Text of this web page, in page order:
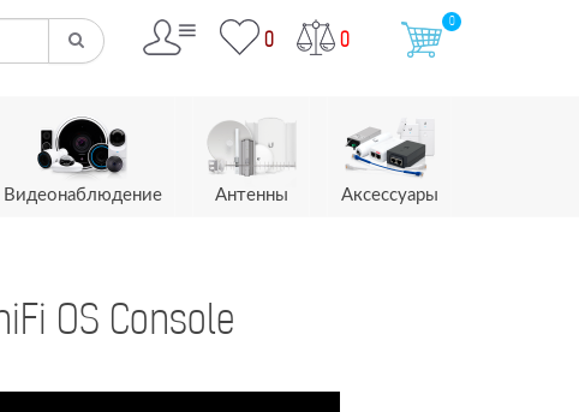
0 0
0
Видеонаблюдение Антенны Аксессуары
OS Console